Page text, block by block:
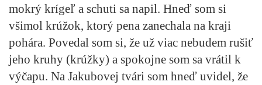
mokrý krígeľ a schuti sa napil. Hneď som si
všimol krúžok, ktorý pena zanechala na kraji
pohára. Povedal som si, že už viac nebudem rušiť
jeho kruhy (krúžky) a spokojne som sa vrátil k
výčapu. Na Jakubovej tvári som hneď uvidel, že